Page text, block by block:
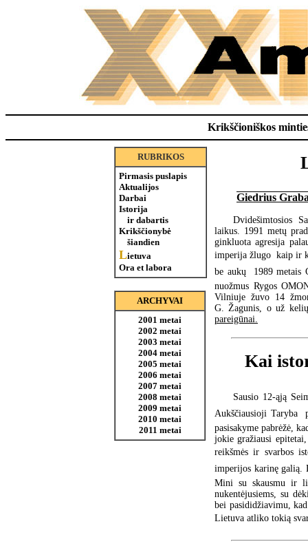
Krikščioniškos
RUBRIKOS
Pirmasis puslapis
Aktualijos
Darbai
Istorija
ir dabartis
Krikščionybė
šiandien
Lietuva
Ora et labora
ARCHYVAI
2001 metai
2002 metai
2003 metai
2004 metai
2005 metai
2006 metai
2007 metai
2008 metai
2009 metai
2010 metai
2011 metai
Giedrius
Dvidešimtosios
laikus. 1991 metų
ginkluota agresija
imperija žlugo  kaip ir
be aukų  1989
nuožmus Rygos
Vilniuje žuvo 14
G. Žagunis, o už
pareigūnai.
Kai
Sausio 12-ąją
Aukščiausioji Taryba
pasisakyme pabrėžė,
jokie gražiausi
reikšmės ir svarbos
imperijos karinę galią.
Mini su skausmu ir
nukentėjusiems, su
bei pasididžiavimu,
Lietuva atliko tokią